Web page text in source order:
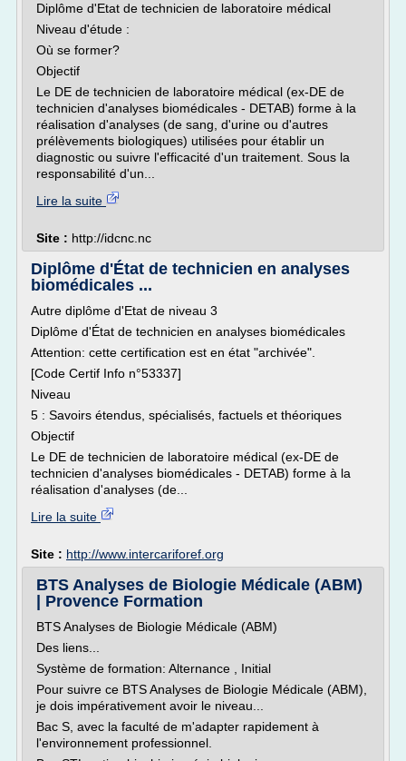
Diplôme d'Etat de technicien de laboratoire médical
Niveau d'étude :
Où se former?
Objectif
Le DE de technicien de laboratoire médical (ex-DE de
technicien d'analyses biomédicales - DETAB) forme à la
réalisation d'analyses (de sang, d'urine ou d'autres
prélèvements biologiques) utilisées pour établir un
diagnostic ou suivre l'efficacité d'un traitement. Sous la
responsabilité d'un...
Lire la suite
Site : http://idcnc.nc
Diplôme d'État de technicien en analyses
biomédicales ...
Autre diplôme d'Etat de niveau 3
Diplôme d'État de technicien en analyses biomédicales
Attention: cette certification est en état "archivée".
[Code Certif Info n°53337]
Niveau
5 : Savoirs étendus, spécialisés, factuels et théoriques
Objectif
Le DE de technicien de laboratoire médical (ex-DE de
technicien d'analyses biomédicales - DETAB) forme à la
réalisation d'analyses (de...
Lire la suite
Site : http://www.intercariforef.org
BTS Analyses de Biologie Médicale (ABM)
| Provence Formation
BTS Analyses de Biologie Médicale (ABM)
Des liens...
Système de formation: Alternance , Initial
Pour suivre ce BTS Analyses de Biologie Médicale (ABM),
je dois impérativement avoir le niveau...
Bac S, avec la faculté de m'adapter rapidement à
l'environnement professionnel.